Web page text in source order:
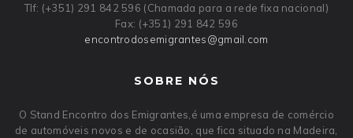
Tlf: (+351) 291 842 596 (Chamada para a rede fixa nacional)
Fax: (+351) 291 842 596
encontrodosemigrantes@gmail com
SOBRE NÓS
O Stand Encontro dos Emigrantes,é uma empresa de comércio
de automóveis novos e de ocasião, que fica situado na Madeira,